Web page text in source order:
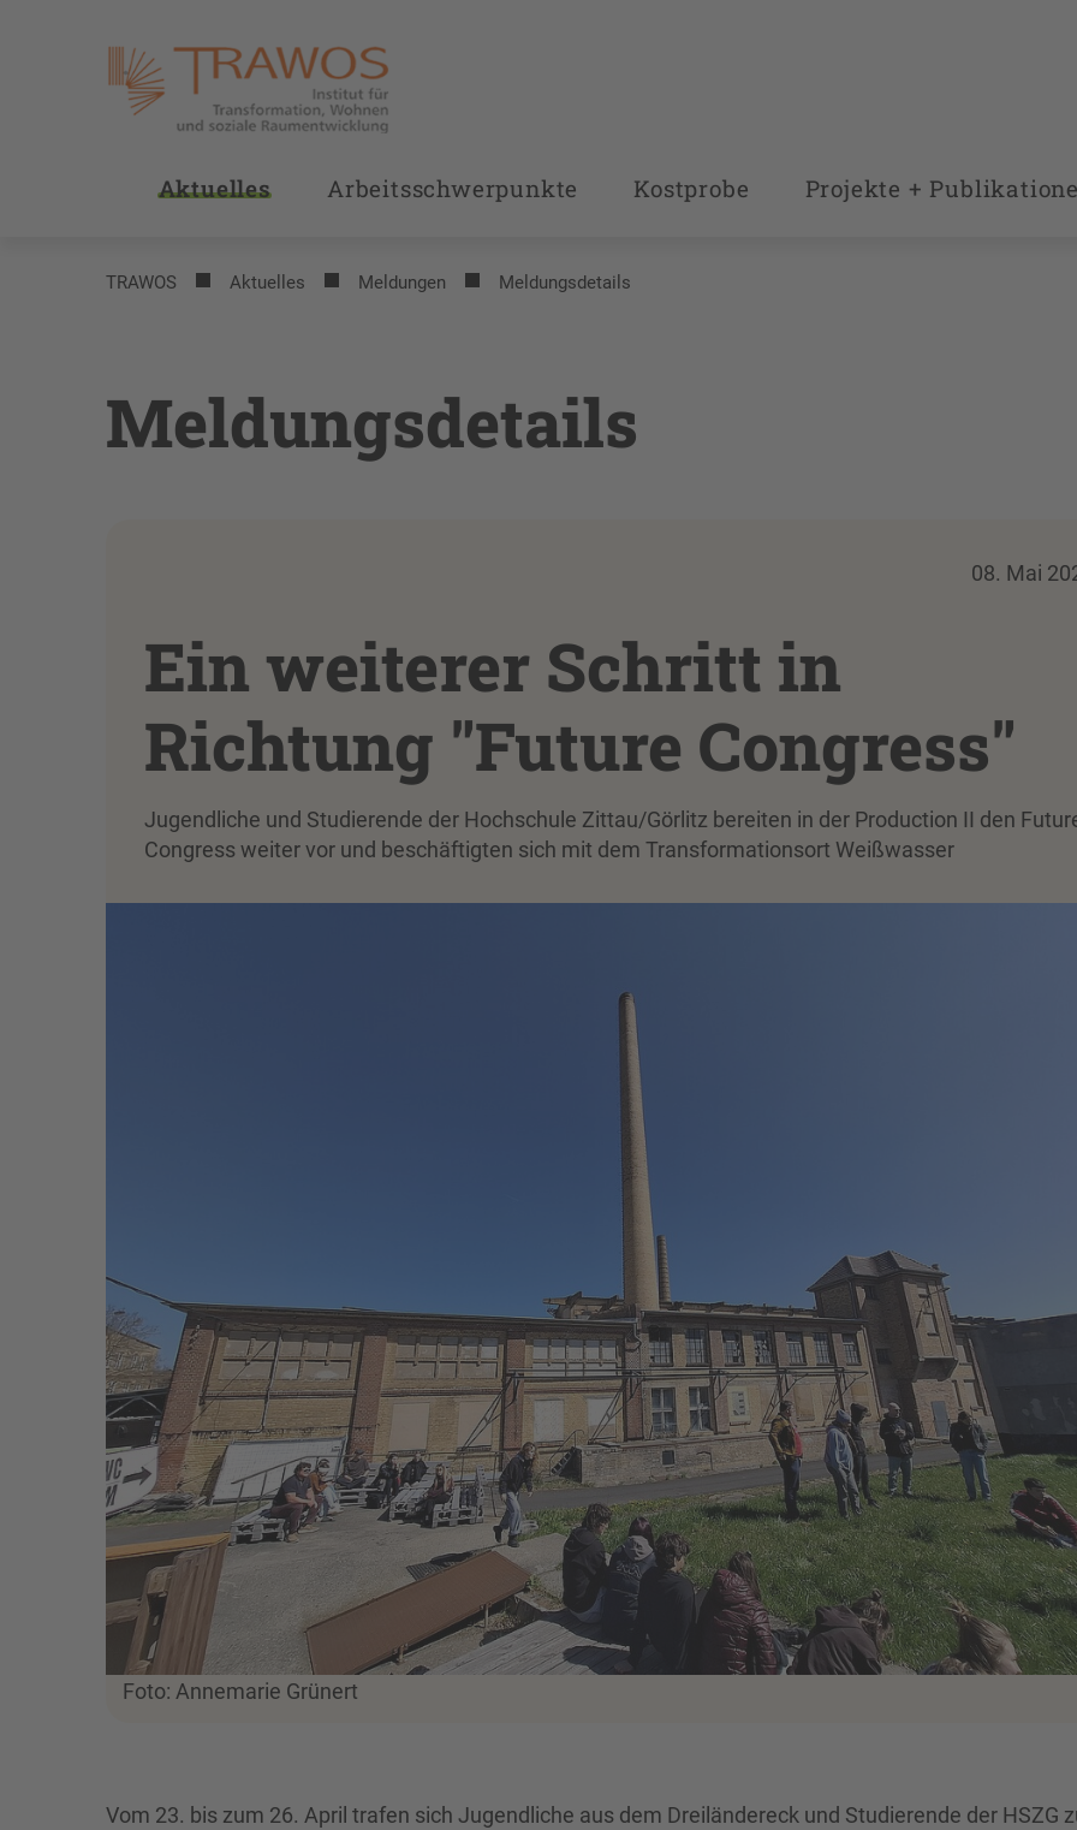
Aktuelles Arbeitsschwerpunkte Kostprobe Projekte +
TRAWOS Aktuelles Meldungen Meldungsdetails
Meldungsdetails
08. Mai
Ein weiterer Schritt in
Richtung "Future Congress"
Jugendliche und Studierende der Hochschule Zittau/Görlitz bereiten in der Production II den
Congress weiter vor und beschäftigten sich mit dem Transformationsort Weißwasser
Foto: Annemarie Grünert
Vom 23. bis zum 26. April trafen sich Jugendliche aus dem Dreiländereck und Studierende der HSZG